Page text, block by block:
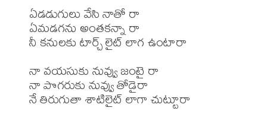
ఏడడుగులు వేసి నాతో రా
ఏమడగను అంతకన్నా రా
నీ కనులకు టార్చ్ లైట్ లాగ ఉంటారా
నా వయసుకు నువ్వు జంటై రా
నా పొగరుకు నువ్వు తోడైరా
నే తిరుగుతా శాటిలైట్ లాగా చుట్టూరా